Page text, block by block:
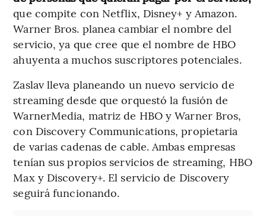
que compite con Netflix, Disney+ y Amazon.
Warner Bros. planea cambiar el nombre del
servicio, ya que cree que el nombre de HBO
ahuyenta a muchos suscriptores potenciales.
Zaslav lleva planeando un nuevo servicio de
streaming desde que orquestó la fusión de
WarnerMedia, matriz de HBO y Warner Bros,
con Discovery Communications, propietaria
de varias cadenas de cable. Ambas empresas
tenían sus propios servicios de streaming, HBO
Max y Discovery+. El servicio de Discovery
seguirá funcionando.